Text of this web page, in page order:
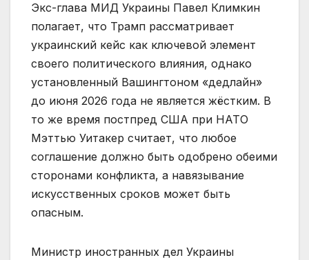
Экс-глава МИД Украины Павел Климкин
полагает, что Трамп рассматривает
украинский кейс как ключевой элемент
своего политического влияния, однако
установленный Вашингтоном «дедлайн»
до июня 2026 года не является жёстким. В
то же время постпред США при НАТО
Мэттью Уитакер считает, что любое
соглашение должно быть одобрено обеими
сторонами конфликта, а навязывание
искусственных сроков может быть
опасным.
Министр иностранных дел Украины